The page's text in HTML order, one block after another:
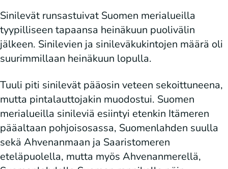
Sinilevät runsastuivat Suomen merialueilla
tyypilliseen tapaansa heinäkuun puolivälin
jälkeen. Sinilevien ja sinileväkukintojen määrä oli
suurimmillaan heinäkuun lopulla.
Tuuli piti sinilevät pääosin veteen sekoittuneena,
mutta pintalauttojakin muodostui. Suomen
merialueilla sinileviä esiintyi etenkin Itämeren
pääaltaan pohjoisosassa, Suomenlahden suulla
sekä Ahvenanmaan ja Saaristomeren
eteläpuolella, mutta myös Ahvenanmerellä,